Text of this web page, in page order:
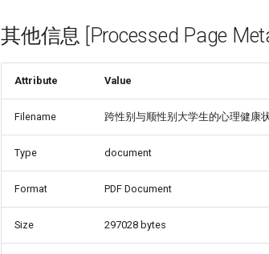
其他信息 [Processed Page
Attribute Value
Filename 跨性别与顺性别大学生的心理健康
Type document
Format PDF Document
Size 297028 bytes